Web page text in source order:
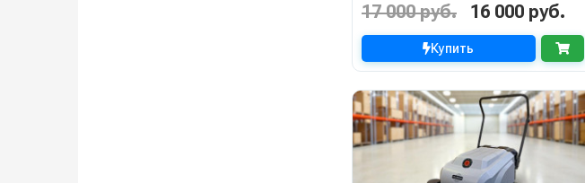
17 000 руб. 16 000 руб.
Купить